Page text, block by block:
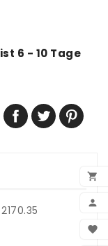



6 - 10 Tage